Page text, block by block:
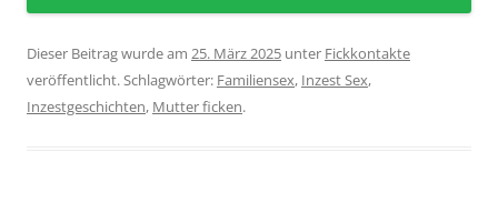
Dieser Beitrag wurde am 25. März 2025 unter Fickkontakte
veröffentlicht. Schlagwörter: Familiensex, Inzest Sex,
Inzestgeschichten, Mutter ficken.